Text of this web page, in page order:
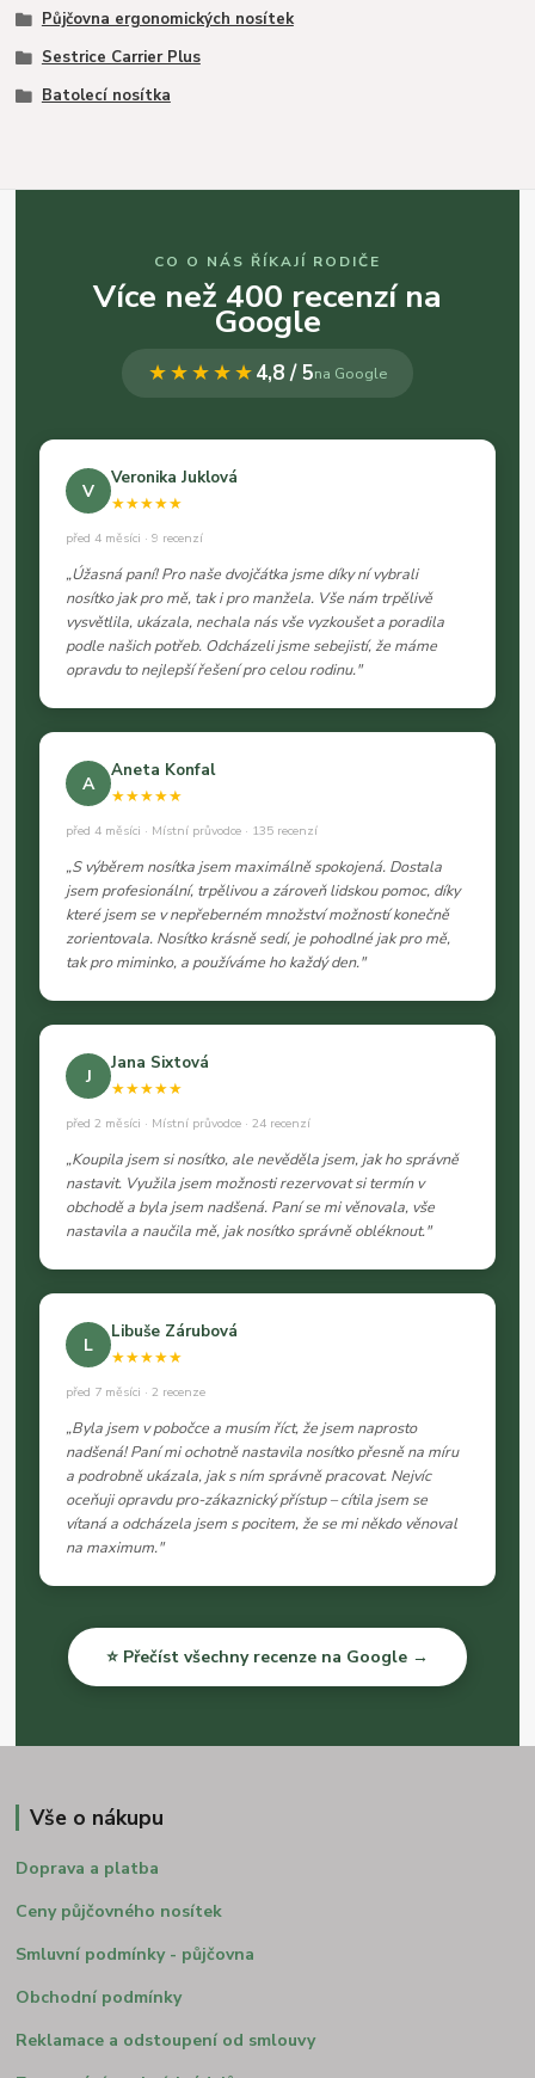
Půjčovna ergonomických nosítek
Sestrice Carrier Plus
Batolecí nosítka
CO O NÁS ŘÍKAJÍ RODIČE
Více než 400 recenzí na
Google
★★★★★4,8 / 5na Google
V
Veronika Juklová
★★★★★
před 4 měsíci · 9 recenzí
„Úžasná paní! Pro naše dvojčátka jsme díky ní vybrali
nosítko jak pro mě, tak i pro manžela. Vše nám trpělivě
vysvětlila, ukázala, nechala nás vše vyzkoušet a poradila
podle našich potřeb. Odcházeli jsme sebejistí, že máme
opravdu to nejlepší řešení pro celou rodinu."
A
Aneta Konfal
★★★★★
před 4 měsíci · Místní průvodce · 135 recenzí
„S výběrem nosítka jsem maximálně spokojená. Dostala
jsem profesionální, trpělivou a zároveň lidskou pomoc, díky
které jsem se v nepřeberném množství možností konečně
zorientovala. Nosítko krásně sedí, je pohodlné jak pro mě,
tak pro miminko, a používáme ho každý den."
J
Jana Sixtová
★★★★★
před 2 měsíci · Místní průvodce · 24 recenzí
„Koupila jsem si nosítko, ale nevěděla jsem, jak ho správně
nastavit. Využila jsem možnosti rezervovat si termín v
obchodě a byla jsem nadšená. Paní se mi věnovala, vše
nastavila a naučila mě, jak nosítko správně obléknout."
L
Libuše Zárubová
★★★★★
před 7 měsíci · 2 recenze
„Byla jsem v pobočce a musím říct, že jsem naprosto
nadšená! Paní mi ochotně nastavila nosítko přesně na míru
a podrobně ukázala, jak s ním správně pracovat. Nejvíc
oceňuji opravdu pro-zákaznický přístup – cítila jsem se
vítaná a odcházela jsem s pocitem, že se mi někdo věnoval
na maximum."
⭐ Přečíst všechny recenze na Google →
Vše o nákupu
Doprava a platba
Ceny půjčovného nosítek
Smluvní podmínky - půjčovna
Obchodní podmínky
Reklamace a odstoupení od smlouvy